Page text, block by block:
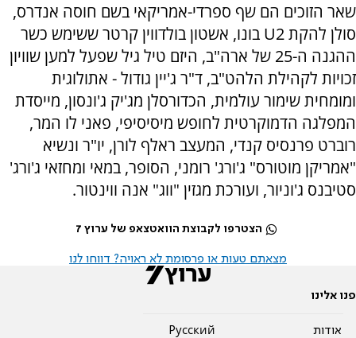
שאר הזוכים הם שף ספרדי-אמריקאי בשם חוסה אנדרס,
סולן להקתU2 בונו, אשטון בולדווין קרטר ששימש כשר
ההגנה ה-25 של ארה"ב, היזם טיל גיל שפעל למען שוויון
זכויות לקהילת הלהט"ב, ד"ר ג'יין גודול - אתולוגית
ומומחית שימור עולמית, הכדורסלן מג'יק ג'ונסון, מייסדת
המפלגה הדמוקרטית לחופש מיסיסיפי, פאני לו המר,
רוברט פרנסיס קנדי, המעצב ראלף לורן, יו"ר ונשיא
"אמריקן מוטורס" ג'ורג' רומני, הסופר, במאי ומחזאי ג'ורג'
סטיבנס ג'וניור, ועורכת מגזין "ווג" אנה ווינטור.
הצטרפו לקבוצת הוואטצאפ של ערוץ 7
מצאתם טעות או פרסומת לא ראויה? דווחו לנו
פנו אלינו
אודות
Pусский